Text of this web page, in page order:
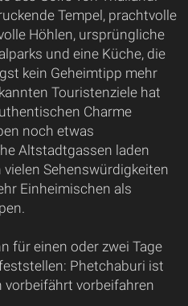
Tempel, prachtvolle
Höhlen, ursprüngliche
und eine Küche, die
kein Geheimtipp mehr
Touristenziele hat
Charme
noch etwas
Altstadtgassen laden
Sehenswürdigkeiten
Einheimischen als
für einen oder zwei Tage
Phetchaburi ist
vorbeifährt vorbeifahren